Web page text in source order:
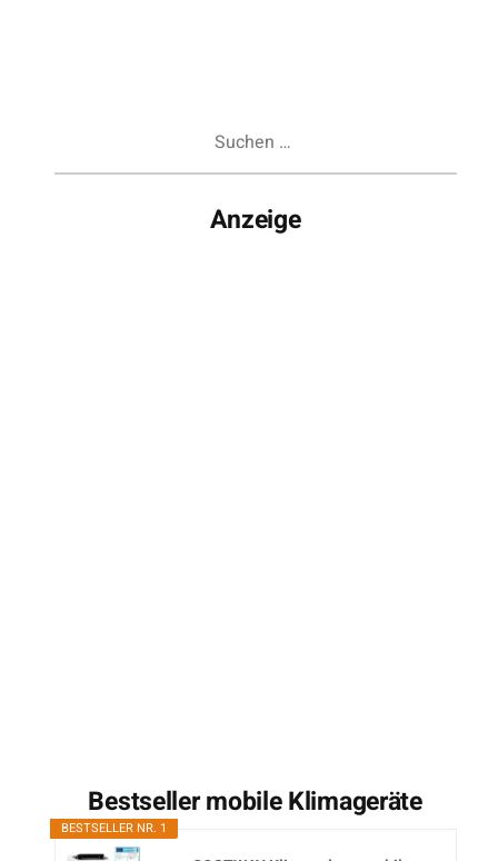
Anzeige
Bestseller mobile Klimageräte
BESTSELLER NR. 1